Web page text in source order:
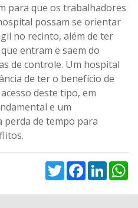
para que os trabalhadores
possam se orientar
no recinto, além de ter
entram e saem do
de controle. Um hospital
de ter o benefício de
deste tipo, em
e um
de tempo para
TwitterFacebook